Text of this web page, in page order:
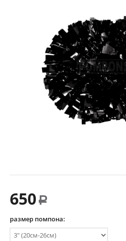
650 Р
размер помпона: